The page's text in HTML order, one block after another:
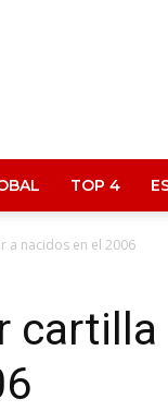
TOP 4
a nacidos en el 2006